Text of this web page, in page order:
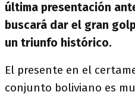
última presentación
buscará dar el gran
un triunfo histórico.
El presente en el
conjunto boliviano es